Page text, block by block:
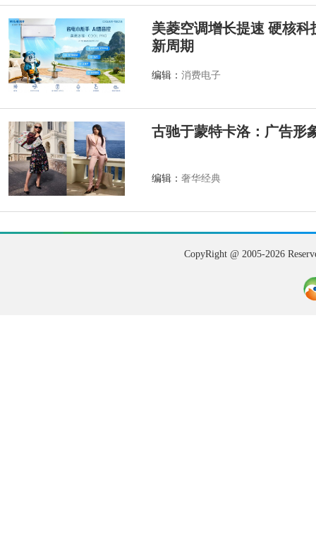
美菱空调增长提速 硬核
新周期
编辑： 消费电子
古驰于蒙特卡洛：广告形
编辑： 奢华经典
CopyRight @ 2005-2026